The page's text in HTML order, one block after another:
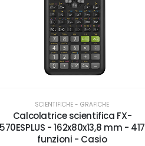
SCIENTIFICHE - GRAFICHE
Calcolatrice scientifica FX-
570ESPLUS - 162x80x13,8 mm - 417
funzioni - Casio